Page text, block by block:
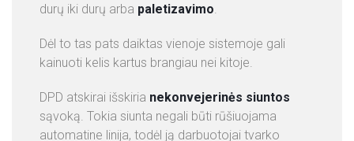
durų iki durų arba paletizavimo
Dėl to tas pats daiktas vienoje sistemoje gali
kainuoti kelis kartus brangiau nei kitoje.
DPD atskirai išskiria nekonvejerinės siuntos
sąvoką. Tokia siunta negali būti rūšiuojama
automatine linija, todėl ją darbuotojai tvarko